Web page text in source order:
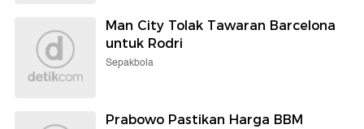
Man City Tolak Tawaran Barcelona
untuk Rodri
Sepakbola
Prabowo Pastikan Harga BBM